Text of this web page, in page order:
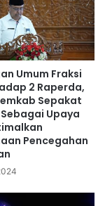
Umum Fraksi
2 Raperda,
Sepakat
Upaya
Pencegahan